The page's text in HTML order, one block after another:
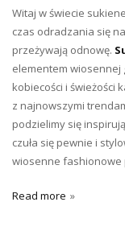
Witaj w świecie
czas odradzania się
przeżywają odnowę.
elementem wiosennej
kobiecości i świeżości
z najnowszymi
podzielimy się
czuła się pewnie i
wiosenne fashionowe
Read more